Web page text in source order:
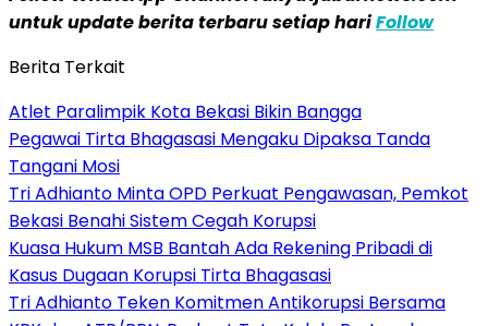
untuk update berita terbaru setiap hariFollow
Berita Terkait
Atlet Paralimpik Kota Bekasi Bikin Bangga
Pegawai Tirta Bhagasasi Mengaku Dipaksa Tanda
Tangani Mosi
Tri Adhianto Minta OPD Perkuat Pengawasan, Pemkot
Bekasi Benahi Sistem Cegah Korupsi
Kuasa Hukum MSB Bantah Ada Rekening Pribadi di
Kasus Dugaan Korupsi Tirta Bhagasasi
Tri Adhianto Teken Komitmen Antikorupsi Bersama